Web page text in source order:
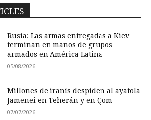
Rusia: Las armas entregadas a Kiev
terminan en manos de grupos
armados en América Latina
05/08/2026
Millones de iranís despiden al ayatola
Jamenei en Teherán y en Qom
07/07/2026